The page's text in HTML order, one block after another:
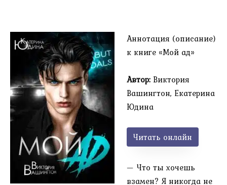
Аннотация (описание)
к книге «Мой ад»
Автор: Виктория
Вашингтон, Екатерина
Юдина
Читать онлайн
— Что ты хочешь
взамен? Я никогда не